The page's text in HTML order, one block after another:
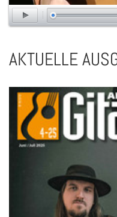
AKTUELLE